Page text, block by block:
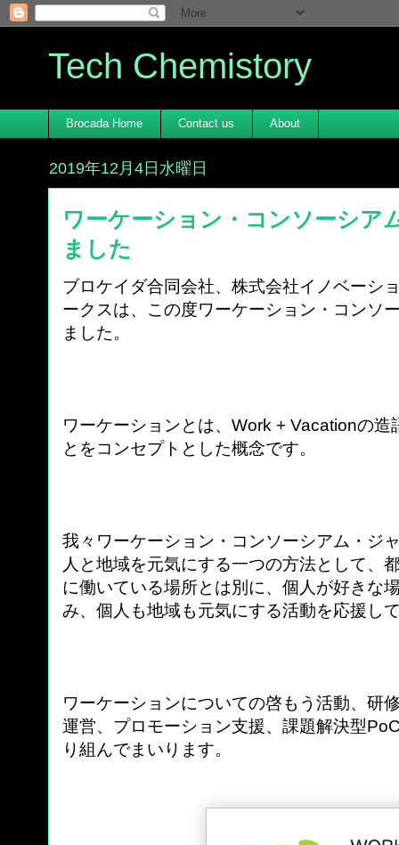
Tech Chemistory
Brocada Home Contact us About
2019年12月4日水曜日
ワーケーション・コンソーシア
ました
ブロケイダ合同会社、株式会社イノベーシ
ークスは、この度ワーケーション・コンソ
ました。
ワーケーションとは、Work + Vacationの
とをコンセプトとした概念です。
我々ワーケーション・コンソーシアム・ジ
人と地域を元気にする一つの方法として、
に働いている場所とは別に、個人が好きな
み、個人も地域も元気にする活動を応援し
ワーケーションについての啓もう活動、研
運営、プロモーション支援、課題解決型
り組んでまいります。